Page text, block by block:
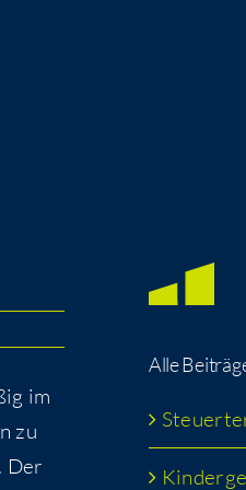
im
zu
Der
Alle